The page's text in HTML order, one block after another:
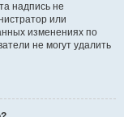
надпись не
или
изменениях по
не могут удалить